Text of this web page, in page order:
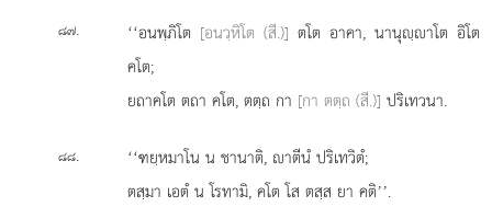
๘๗. ‘‘อนพฺภิโต [อนวฺหิโต (สี.)] ตโต อาคา, นานุฺาโต อิโต
คโต;
ยถาคโต ตถา คโต, ตตฺถ กา [กา ตตฺถ (สี.)] ปริเทวนา.
๘๘. ‘‘ฑยฺหมาโน น ชานาติ, าตีนํ ปริเทวิตํ;
ตสฺมา เอตํ น โรทามิ, คโต โส ตสฺส ยา คติ’’.